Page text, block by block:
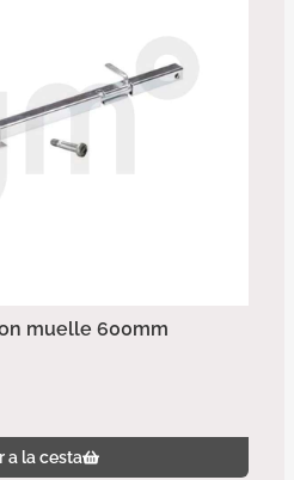
muelle 600mm
a la cesta